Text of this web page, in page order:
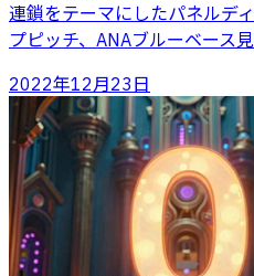
連鎖をテーマにしたパネルデ
プピッチ、ANAブルーベース見
2022年12月23日